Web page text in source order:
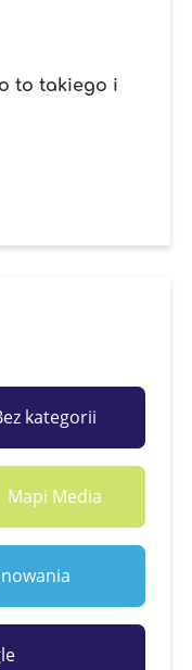
to takiego i
kategorii
Mapi Media